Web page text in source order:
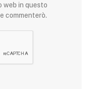
web in questo
commenterò.